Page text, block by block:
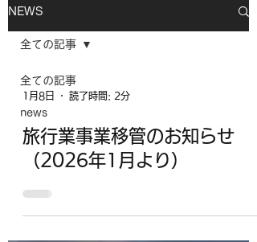
NEWS
全ての記事
news
全ての記事
1月8日 読了時間: 2分
旅行業事業移管のお知らせ
（2026年1月より）